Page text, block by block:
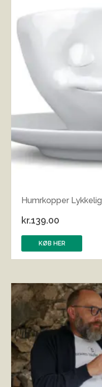
Humrkopper Lykkelig
kr.139.00
KØB HER